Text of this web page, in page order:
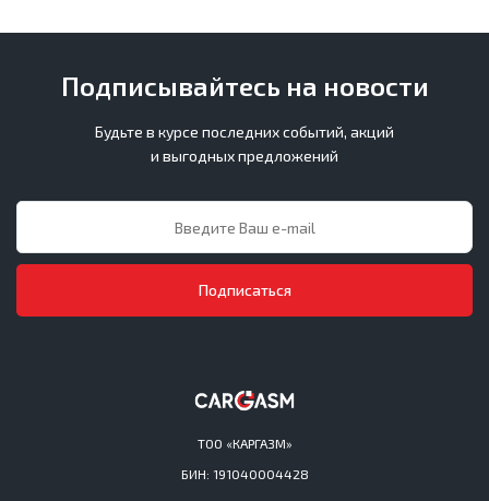
ТОО «КАРГАЗМ»
БИН: 191040004428
Подписывайтесь на новости
Будьте в курсе последних событий, акций
и выгодных предложений
Подписаться